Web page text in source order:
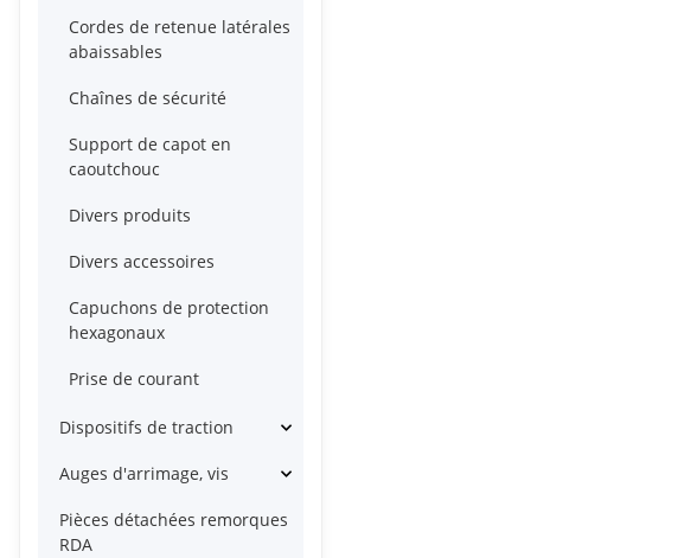
Cordes de retenue latérales
abaissables
Chaînes de sécurité
Support de capot en
caoutchouc
Divers produits
Divers accessoires
Capuchons de protection
hexagonaux
Prise de courant
Dispositifs de traction
Auges d'arrimage, vis
Pièces détachées remorques
RDA